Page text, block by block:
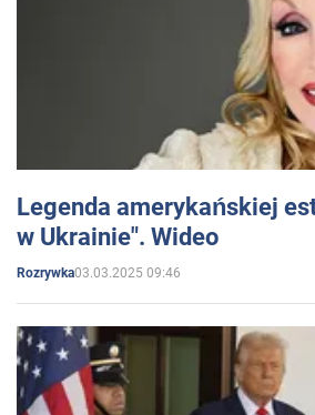
Legenda amerykańskiej
w Ukrainie". Wideo
Rozrywka03.03.2025 09:46